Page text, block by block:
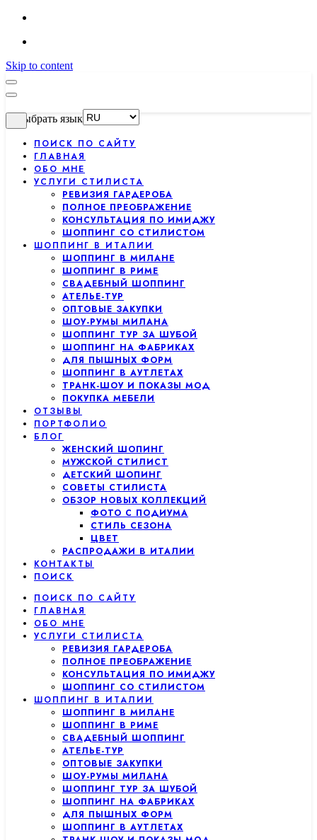
Skip to content
Выбрать язык
ПОИСК ПО САЙТУ
ГЛАВНАЯ
ОБО МНЕ
УСЛУГИ СТИЛИСТА
РЕВИЗИЯ ГАРДЕРОБА
ПОЛНОЕ ПРЕОБРАЖЕНИЕ
КОНСУЛЬТАЦИЯ ПО ИМИДЖУ
ШОППИНГ СО СТИЛИСТОМ
ШОППИНГ В ИТАЛИИ
ШОППИНГ В МИЛАНЕ
ШОППИНГ В РИМЕ
СВАДЕБНЫЙ ШОППИНГ
АТЕЛЬЕ-ТУР
ОПТОВЫЕ ЗАКУПКИ
ШОУ-РУМЫ МИЛАНА
ШОППИНГ ТУР ЗА ШУБОЙ
ШОППИНГ НА ФАБРИКАХ
ДЛЯ ПЫШНЫХ ФОРМ
ШОППИНГ В АУТЛЕТАХ
ТРАНК-ШОУ И ПОКАЗЫ МОД
ПОКУПКА МЕБЕЛИ
ОТЗЫВЫ
ПОРТФОЛИО
БЛОГ
ЖЕНСКИЙ ШОПИНГ
МУЖСКОЙ СТИЛИСТ
ДЕТСКИЙ ШОПИНГ
СОВЕТЫ СТИЛИСТА
ОБЗОР НОВЫХ КОЛЛЕКЦИЙ
ФОТО С ПОДИУМА
СТИЛЬ СЕЗОНА
ЦВЕТ
РАСПРОДАЖИ В ИТАЛИИ
КОНТАКТЫ
ПОИСК
ПОИСК ПО САЙТУ
ГЛАВНАЯ
ОБО МНЕ
УСЛУГИ СТИЛИСТА
РЕВИЗИЯ ГАРДЕРОБА
ПОЛНОЕ ПРЕОБРАЖЕНИЕ
КОНСУЛЬТАЦИЯ ПО ИМИДЖУ
ШОППИНГ СО СТИЛИСТОМ
ШОППИНГ В ИТАЛИИ
ШОППИНГ В МИЛАНЕ
ШОППИНГ В РИМЕ
СВАДЕБНЫЙ ШОППИНГ
АТЕЛЬЕ-ТУР
ОПТОВЫЕ ЗАКУПКИ
ШОУ-РУМЫ МИЛАНА
ШОППИНГ ТУР ЗА ШУБОЙ
ШОППИНГ НА ФАБРИКАХ
ДЛЯ ПЫШНЫХ ФОРМ
ШОППИНГ В АУТЛЕТАХ